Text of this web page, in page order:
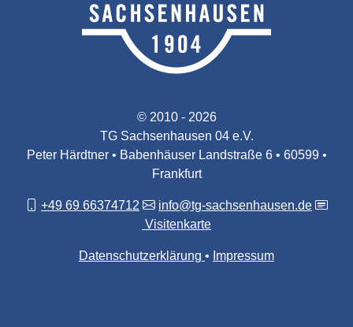
© 2010 - 2026
TG Sachsenhausen 04 e.V.
Peter Härdtner • Babenhäuser Landstraße 6 • 60599 •
Frankfurt
+49 69 66374712
info@tg-sachsenhausen.de
Visitenkarte
Datenschutzerklärung Impressum